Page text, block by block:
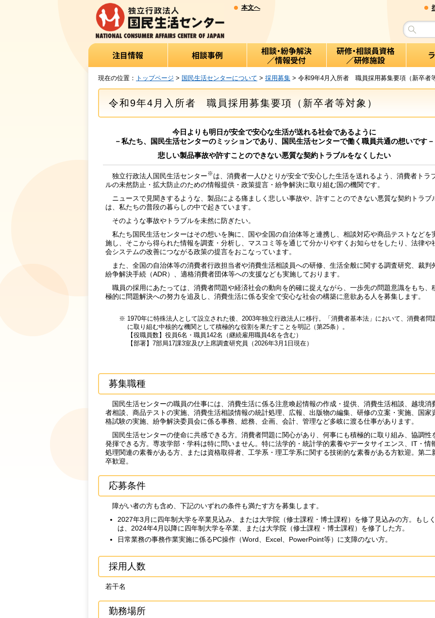
本文へ
現在の位置： トップページ > 国民生活センターについて > 採用募集 > 令和9年4月入所者 職員採用募集要項（新卒者
令和9年4月入所者 職員採用募集要項（新卒者等対象）
今日よりも明日が安全で安心な生活が送れる社会であるように
－私たち、国民生活センターのミッションであり、国民生活センターで働く職員共通の想いです－
悲しい製品事故や許すことのできない悪質な契約トラブルをなくしたい
独立行政法人国民生活センター※は、消費者一人ひとりが安全で安心した生活を送れるよう、消費者トラ
ルの未然防止・拡大防止のための情報提供・政策提言・紛争解決に取り組む国の機関です。
ニュースで見聞きするような、製品による痛ましく悲しい事故や、許すことのできない悪質な契約トラブ
は、私たちの普段の暮らしの中で起きています。
そのような事故やトラブルを未然に防ぎたい。
私たち国民生活センターはその想いを胸に、国や全国の自治体等と連携し、相談対応や商品テストなどを
施し、そこから得られた情報を調査・分析し、マスコミ等を通じて分かりやすくお知らせをしたり、法律や
会システムの改善につながる政策の提言をおこなっています。
また、全国の自治体等の消費者行政担当者や消費生活相談員への研修、生活全般に関する調査研究、裁判
紛争解決手続（ADR）、適格消費者団体等への支援なども実施しております。
職員の採用にあたっては、消費者問題や経済社会の動向を的確に捉えながら、一歩先の問題意識をもち、
極的に問題解決への努力を追及し、消費生活に係る安全で安心な社会の構築に意欲ある人を募集します。
※ 1970年に特殊法人として設立された後、2003年独立行政法人に移行。「消費者基本法」において、消費者問
に取り組む中核的な機関として積極的な役割を果たすことを明記（第25条）。
【役職員数】役員6名・職員142名（継続雇用職員4名を含む）
【部署】7部局17課3室及び上席調査研究員（2026年3月1日現在）
募集職種
国民生活センターの職員の仕事には、消費生活に係る注意喚起情報の作成・提供、消費生活相談、越境消
者相談、商品テストの実施、消費生活相談情報の統計処理、広報、出版物の編集、研修の立案・実施、国家
格試験の実施、紛争解決委員会に係る事務、総務、企画、会計、管理など多岐に渡る仕事があります。
国民生活センターの使命に共感できる方。消費者問題に関心があり、何事にも積極的に取り組み、協調性
発揮できる方。専攻学部・学科は特に問いません。特に法学的・統計学的素養やデータサイエンス、IT・情
処理関連の素養がある方、または資格取得者、工学系・理工学系に関する技術的な素養がある方歓迎。第二
卒歓迎。
応募条件
障がい者の方も含め、下記のいずれの条件も満たす方を募集します。
2027年3月に四年制大学を卒業見込み、または大学院（修士課程・博士課程）を修了見込みの方。もし
は、2024年4月以降に四年制大学を卒業、または大学院（修士課程・博士課程）を修了した方。
日常業務の事務作業実施に係るPC操作（Word、Excel、PowerPoint等）に支障のない方。
採用人数
若干名
勤務場所